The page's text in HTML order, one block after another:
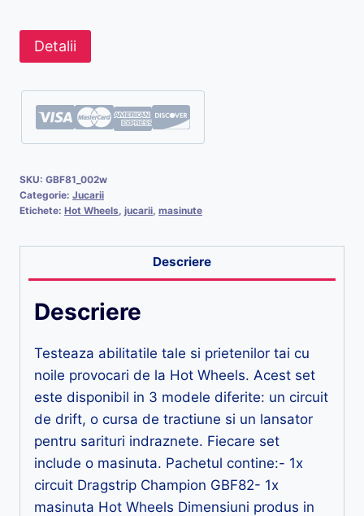
Detalii
SKU: GBF81_002w
Categorie: Jucarii
Etichete: Hot Wheels jucarii masinute
Descriere
Descriere
Testeaza abilitatile tale si prietenilor tai cu
noile provocari de la Hot Wheels. Acest set
este disponibil in 3 modele diferite: un circuit
de drift, o cursa de tractiune si un lansator
pentru sarituri indraznete. Fiecare set
include o masinuta. Pachetul contine:- 1x
circuit Dragstrip Champion GBF82- 1x
masinuta Hot Wheels Dimensiuni produs in